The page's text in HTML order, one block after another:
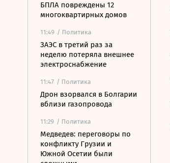
БПЛА повреждены 12
многоквартирных домов
11:49 / Политика
ЗАЭС в третий раз за
неделю потеряла внешнее
электроснабжение
11:47 / Политика
Дрон взорвался в Болгарии
вблизи газопровода
11:29 / Политика
Медведев: переговоры по
конфликту Грузии и
Южной Осетии были